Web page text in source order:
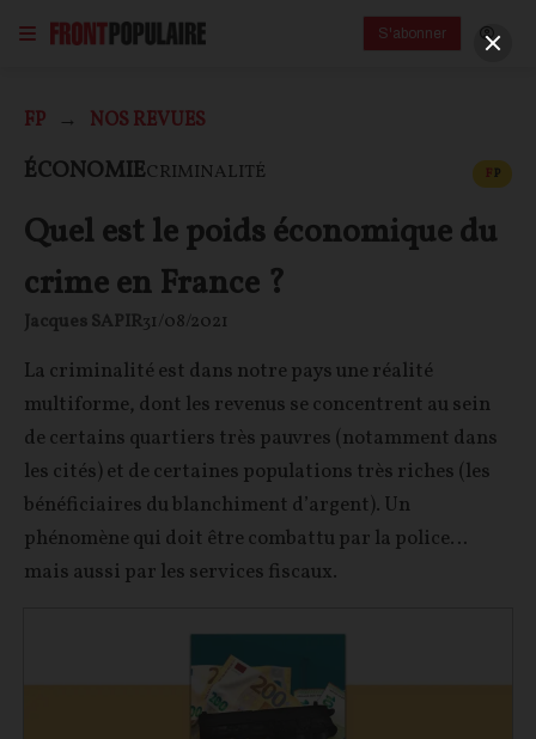
S'abonner
FP NOS REVUES
ÉCONOMIECRIMINALITÉ FP
Quel est le poids économique du
crime en France ?
Jacques SAPIR31/08/2021
La criminalité est dans notre pays une réalité
multiforme, dont les revenus se concentrent au sein
de certains quartiers très pauvres (notamment dans
les cités) et de certaines populations très riches (les
bénéficiaires du blanchiment d’argent). Un
phénomène qui doit être combattu par la police…
mais aussi par les services fiscaux.